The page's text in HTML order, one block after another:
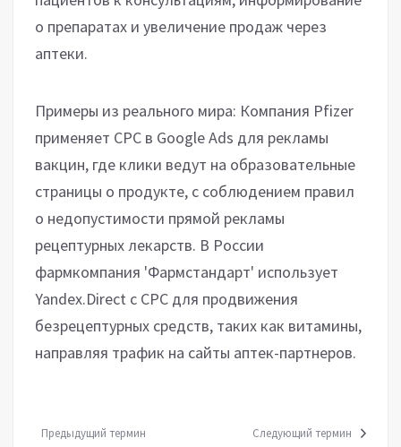
о препаратах и увеличение продаж через
аптеки.
Примеры из реального мира: Компания Pfizer
применяет CPC в Google Ads для рекламы
вакцин, где клики ведут на образовательные
страницы о продукте, с соблюдением правил
о недопустимости прямой рекламы
рецептурных лекарств. В России
фармкомпания 'Фармстандарт' использует
Yandex.Direct с CPC для продвижения
безрецептурных средств, таких как витамины,
направляя трафик на сайты аптек-партнеров.
Предыдущий термин Следующий термин